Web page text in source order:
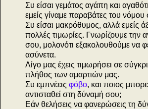
Συ είσαι γεμάτος αγάπη και
εμείς γίναμε παραβάτες του νόμου
Συ είσαι μακρόθυμος, αλλά εμείς
πολλές τιμωρίες. Γνωρίζουμε την
σου, μολονότι εξακολουθούμε να
ασύνετα.
Λίγο μας έχεις τιμωρήσει σε
πλήθος των αμαρτιών μας.
Συ εμπνέεις φόβο, και ποιος
αντισταθεί στη δύναμή σου;
Εάν θελήσεις να φανερώσεις τη